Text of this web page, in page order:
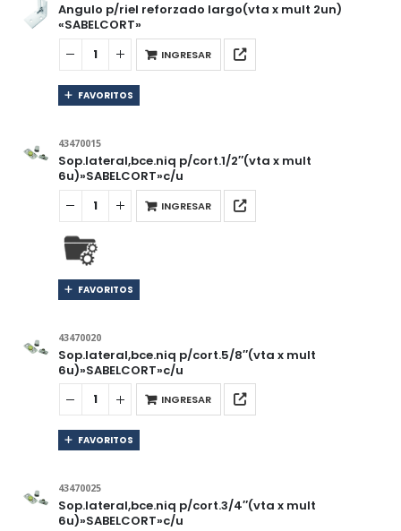
Angulo p/riel reforzado largo(vta x mult 2un)
«SABELCORT»
INGRESAR
FAVORITOS
43470015
Sop.lateral,bce.niq p/cort.1/2″(vta x mult
6u)»SABELCORT»c/u
INGRESAR
FAVORITOS
43470020
Sop.lateral,bce.niq p/cort.5/8″(vta x mult
6u)»SABELCORT»c/u
INGRESAR
FAVORITOS
43470025
Sop.lateral,bce.niq p/cort.3/4″(vta x mult
6u)»SABELCORT»c/u